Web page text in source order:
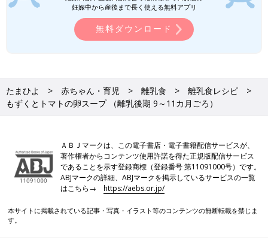
調乳したものを使ってください。
●水溶き片栗粉は片栗粉1に対し、水3の割合で溶いたものです。
●材料内の鶏卵はMサイズ、じゃがいもやトマトなどの野菜は中
玉が基本です。計量は1カップ＝200mL、大さじ1＝15mL、小さ
取り除くなどの下ごしらえが済んだものを使用しています。
●1回の食事で食べさせる初めての食材は1種類とし、食物アレル
離乳食の「時期・食材別大きさの目安」はこち
ら！
いつから？進め方は？初期から完了期まで 食
妊娠中から産後まで長く使える無料アプリ
無料ダウンロード
たまひよ 赤ちゃん・育児 離乳食
離乳食レシピ
もずくとトマトの卵スープ （離乳後期 9～11カ月ごろ）
ＡＢＪマークは、この電子書店・電子書籍配信サービスが、
著作権者からコンテンツ使用許諾を得た正規版配信サービス
であることを示す登録商標（登録番号 第11091000号）です。
ABJマークの詳細、ABJマークを掲示しているサービスの一覧
はこちら→https://aebs.or.jp/
本サイトに掲載されている記事・写真・イラスト等のコンテンツの無断転載を禁じま
す。